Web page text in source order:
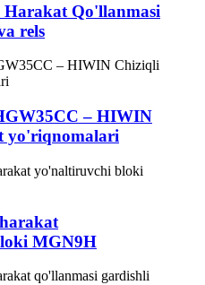
Qo'llanmasi
rels
– HIWIN
yo'riqnomalari
MGN9H